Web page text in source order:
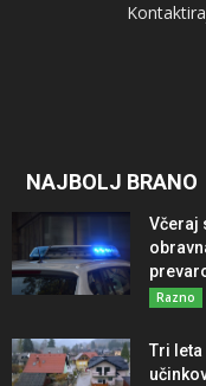
NAJBOLJ BRANO
Včeraj
Razno
Tri leta